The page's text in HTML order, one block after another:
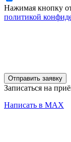
Нажимая кнопку
политикой
Отправить заявку
Записаться на
Написать в MAX